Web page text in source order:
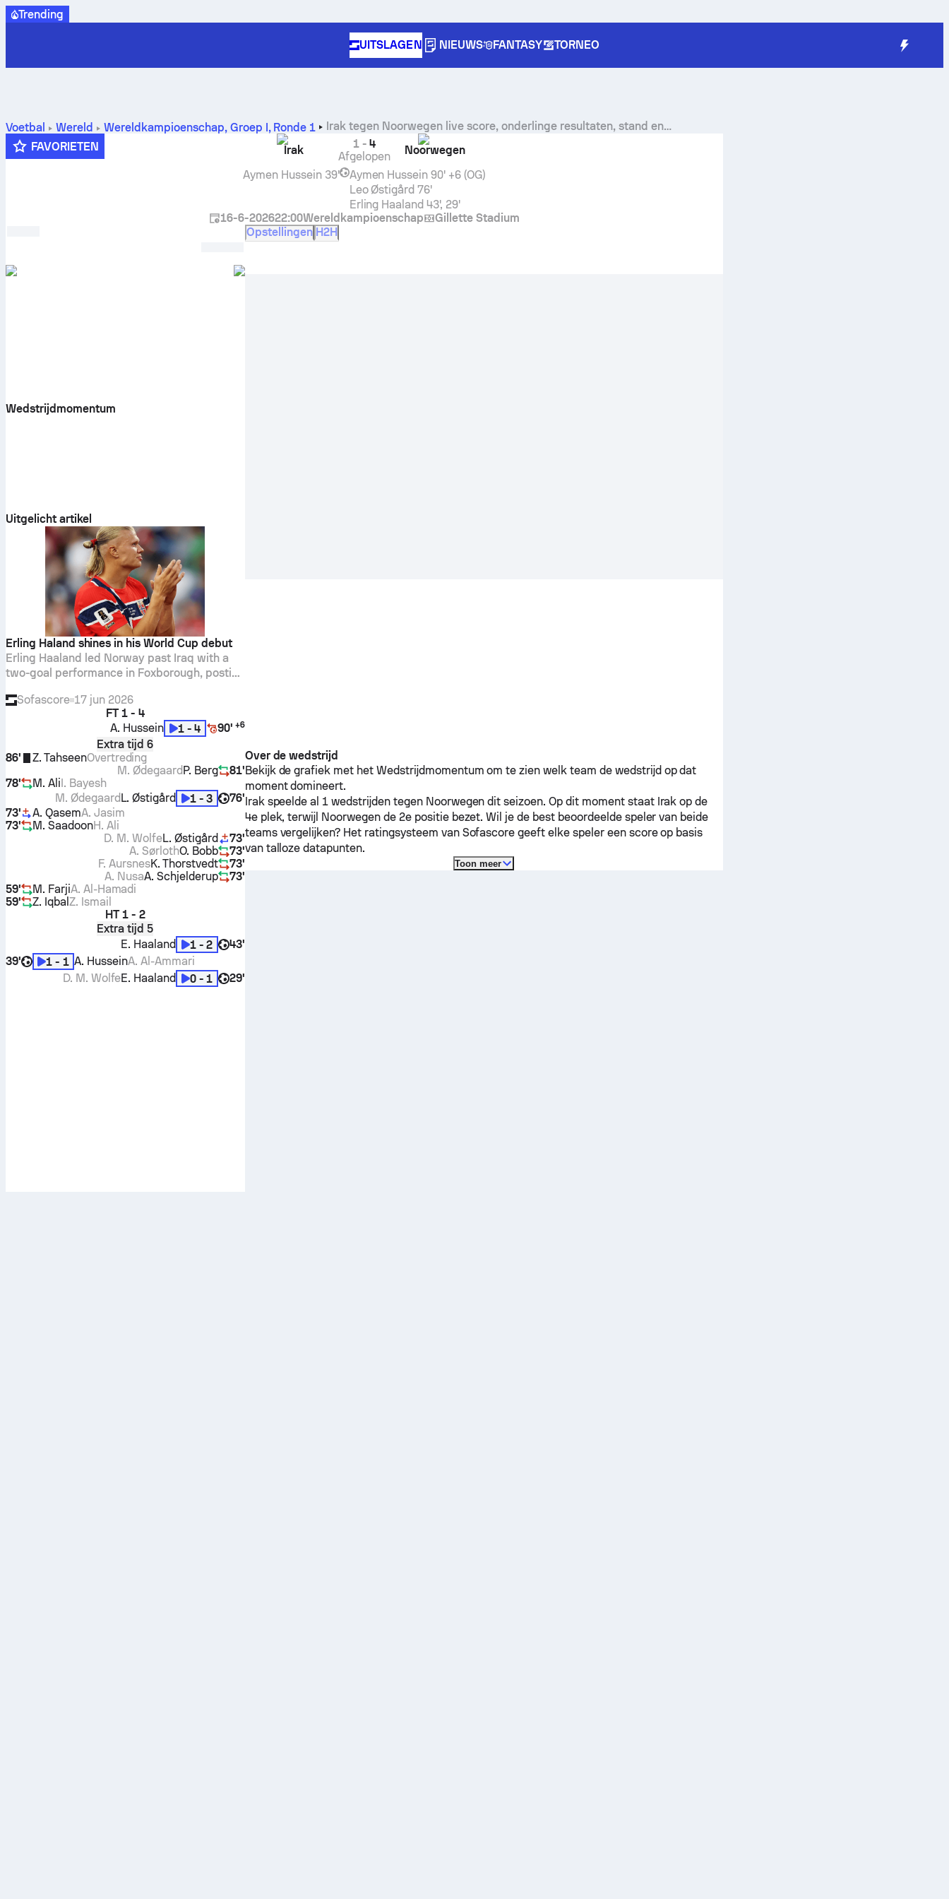
Trending
UITSLAGEN NIEUWS FANTASY TORNEO
Voetbal Wereld Wereldkampioenschap, Groep I, Ronde 1 Irak tegen Noorwegen live score, onderlinge resultaten, stand en
voorspelling
FAVORIETEN Irak 1-4
Afgelopen
Noorwegen
Aymen Hussein 39' Aymen Hussein 90' +6 (OG)
Leo Østigård 76'
Erling Haaland 43', 29'
16-6-202622:00Wereldkampioenschap Gillette Stadium
Wedstrijdmomentum
Uitgelicht artikel
Erling Haland shines in his World Cup debut
Erling Haaland led Norway past Iraq with a
two-goal performance in Foxborough, posting
Rating.
Sofascore 17 jun 2026
FT 1 - 4
90' +6
1 - 4
A. Hussein
Extra tijd 6
86'
Z. TahseenOvertreding
81'
P. Berg
M. Ødegaard
78'
M. AliI. Bayesh
76'
1 - 3
L. Østigård
M. Ødegaard
73'
A. QasemA. Jasim
73'
M. SaadoonH. Ali
73'
L. Østigård
D. M. Wolfe
73'
O. Bobb
A. Sørloth
73'
K. Thorstvedt
F. Aursnes
73'
A. Schjelderup
A. Nusa
59'
M. FarjiA. Al-Hamadi
59'
Z. Iqbal Z. Ismail
HT 1 - 2
Extra tijd 5
43'
1 - 2
E. Haaland
39'
1 - 1 A. HusseinA. Al-Ammari
29'
0 - 1
E. Haaland
D. M. Wolfe
Opstellingen H2H
Over de wedstrijd
Bekijk de grafiek met het Wedstrijdmomentum om te zien welk team de wedstrijd op dat
moment domineert.
Irakspeelde al 1 wedstrijden tegen Noorwegen dit seizoen. Op dit moment staat Irak op de
4e plek, terwijl Noorwegende 2e positie bezet. Wil je de best beoordeelde speler van beide
teams vergelijken? Het ratingsysteem van Sofascore geeft elke speler een score op basis
van talloze datapunten.
Toon meer